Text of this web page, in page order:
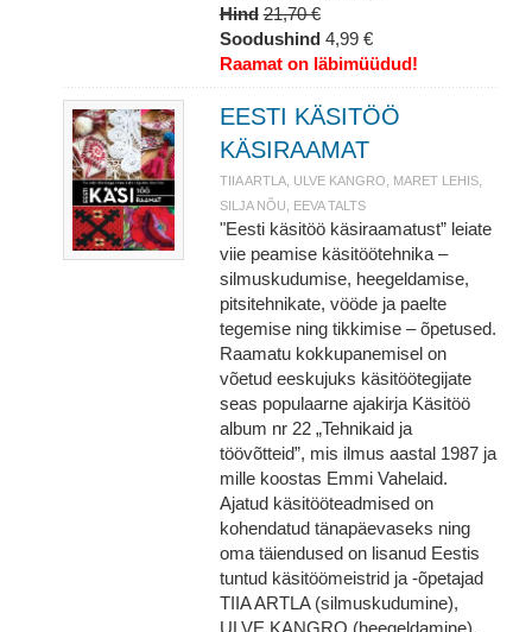
Hind 21,70 €
Soodushind 4,99 €
Raamat on läbimüüdud!
EESTI KÄSITÖÖ
KÄSIRAAMAT
TIIA ARTLA, ULVE KANGRO, MARET LEHIS,
SILJA NÕU, EEVA TALTS
"Eesti käsitöö käsiraamatust” leiate
viie peamise käsitöötehnika –
silmuskudumise, heegeldamise,
pitsitehnikate, vööde ja paelte
tegemise ning tikkimise – õpetused.
Raamatu kokkupanemisel on
võetud eeskujuks käsitöötegijate
seas populaarne ajakirja Käsitöö
album nr 22 „Tehnikaid ja
töövõtteid”, mis ilmus aastal 1987 ja
mille koostas Emmi Vahelaid.
Ajatud käsitööteadmised on
kohendatud tänapäevaseks ning
oma täiendused on lisanud Eestis
tuntud käsitöömeistrid ja -õpetajad
TIIA ARTLA (silmuskudumine),
ULVE KANGRO (heegeldamine),